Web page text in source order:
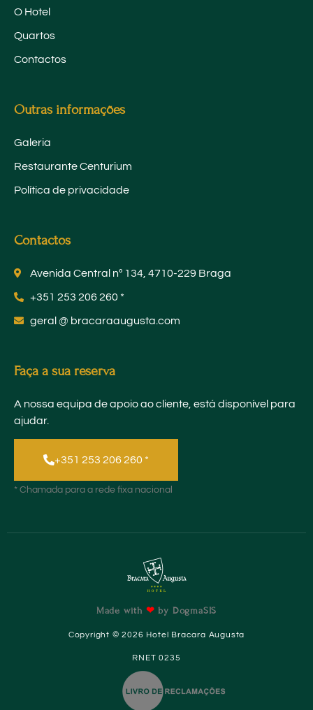
O Hotel
Quartos
Contactos
Outras informações
Galeria
Restaurante Centurium
Política de privacidade
Contactos
Avenida Central nº 134, 4710-229 Braga
+351 253 206 260 *
geral @ bracaraaugusta.com
Faça a sua reserva
A nossa equipa de apoio ao cliente, está disponível para
ajudar.
+351 253 206 260 *
* Chamada para a rede fixa nacional
Made with ❤ by DogmaSIS
Copyright © 2026 Hotel Bracara Augusta
RNET 0235